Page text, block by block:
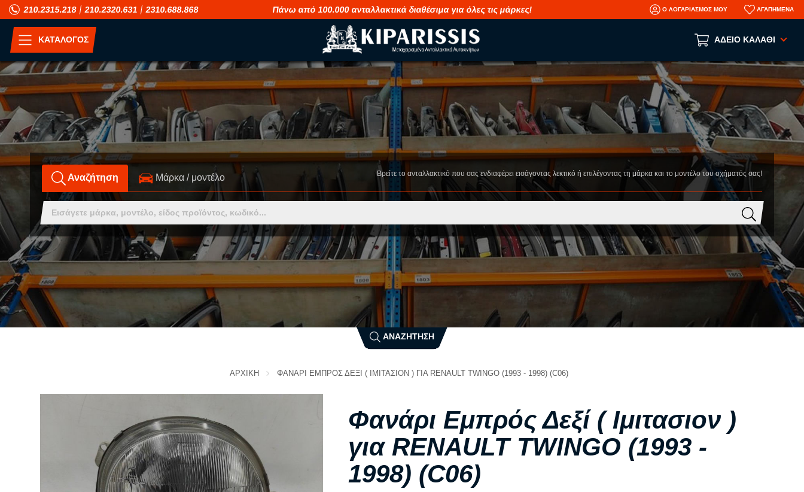
210.2315.218 210.2320.631 2310.688.868 Πάνω από 100.000 ανταλλακτικά διαθέσιμα για όλες τις μάρκες! Ο ΛΟΓΑΡΙΑΣΜΟΣ ΜΟΥ ΑΓΑΠΗΜΕΝΑ
ΚΑΤΑΛΟΓΟΣ ΑΔΕΙΟ ΚΑΛΑΘΙ
Το καλάθι αγορών είναι άδειο!
ΑΝΑ ΜΟΝΤΕΛΟ
A
ALFA ROMEO
AUDI
BMW
C
CADILLAC
CHERY
CHEVROLET - DAEWOO
H
HUMMER
I
INFINITI
ISUZU
IVECO
J
JAC MOTORS
L
LADA
LANCIA
M
MAHINDRA
MASERATI
MG
MINI
N
NISSAN
PIAGGIO
PONTIAC
PORSCHE
S
SAAB
SEAT
SHUANGHUAN
SMART
SSANGYONG
SUZUKI
TOYOTA
VOLVO
VW
X
XEV
ΑΝΑ ΕΙΔΟΣ
ΑΞΕΣΟΥΑΡ
ΦΑΝΟΠΟΙΕΙΑ
AFTERMARKET ΑΝΤΑΛΛΑΚΤΙΚΑ
ΤΡΑΚΑΡΙΣΜΕΝΑ ΑΥΤΟΚΙΝΗΤΑ
ΜΕΤΑΧΕΙΡΙΣΜΕΝΑ ΑΥΤΟΚΙΝΗΤΑ
ΠΛΗΡΟΦΟΡΙΕΣ
ΣΧΕΤΙΚΑ ΜΕ ΕΜΑΣ
ΥΠΗΡΕΣΙΕΣ
ΟΙ ΕΓΚΑΤΑΣΤΑΣΕΙΣ ΜΑΣ
Αναζήτηση Mάρκα / μοντέλο Βρείτε το ανταλλακτικό που σας ενδιαφέρει εισάγοντας λεκτικό ή επιλέγοντας τη μάρκα και το μοντέλο του οχήματός σας!
ΑΝΑΖΗΤΗΣΗ
ΑΡΧΙΚΗ ΦΑΝΑΡΙ ΕΜΠΡΟΣ ΔΕΞΙ ( ΙΜΙΤΑΣΙΟΝ ) ΓΙΑ RENAULT TWINGO (1993 - 1998) (C06)
Φανάρι Εμπρός Δεξί ( Ιμιτασιον )
για RENAULT TWINGO (1993 -
1998) (C06)